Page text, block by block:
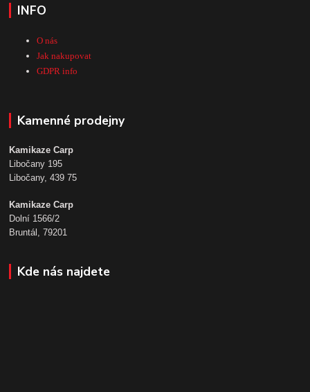
INFO
O nás
Jak nakupovat
GDPR info
Kamenné prodejny
Kamikaze Carp
Libočany 195
Libočany, 439 75
Kamikaze Carp
Dolní 1566/2
Bruntál, 79201
Kde nás najdete